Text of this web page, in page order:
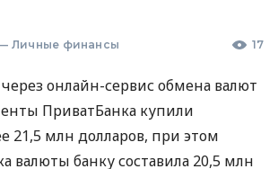
Личные финансы 17
онлайн-сервис обмена валют
ПриватБанка купили
21,5 млн долларов, при этом
валюты банку составила 20,5 млн